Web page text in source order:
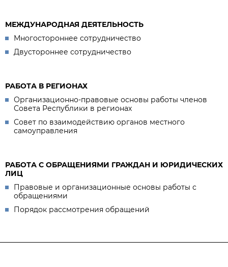
МЕЖДУНАРОДНАЯ ДЕЯТЕЛЬНОСТЬ
Многостороннее сотрудничество
Двустороннее сотрудничество
РАБОТА В РЕГИОНАХ
Организационно-правовые основы работы членов
Совета Республики в регионах
Совет по взаимодействию органов местного
самоуправления
РАБОТА С ОБРАЩЕНИЯМИ ГРАЖДАН И ЮРИДИЧЕСКИХ
ЛИЦ
Правовые и организационные основы работы с
обращениями
Порядок рассмотрения обращений